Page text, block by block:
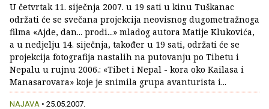
U četvrtak 11. siječnja 2007. u 19 sati u kinu Tuškanac
održati će se svečana projekcija neovisnog dugometražnoga
filma «Ajde, dan... prođi...» mladog autora Matije Klukovića,
a u nedjelju 14. siječnja, također u 19 sati, održati će se
projekcija fotografija nastalih na putovanju po Tibetu i
Nepalu u rujnu 2006.: «Tibet i Nepal - kora oko Kailasa i
Manasarovara» koje je snimila grupa avanturista i...
NAJAVA • 25.05.2007.